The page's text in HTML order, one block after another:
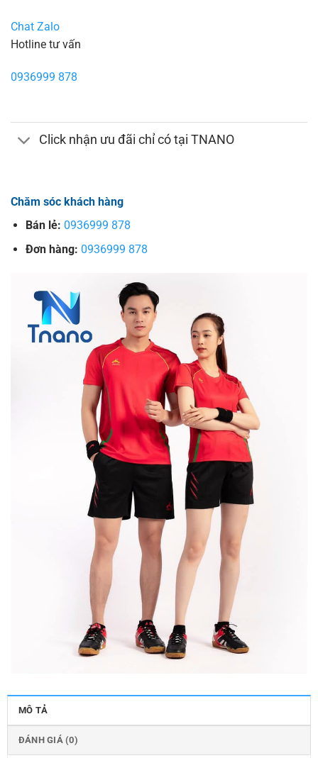
Chat Zalo
Hotline tư vấn
0936999 878
Click nhận ưu đãi chỉ có tại TNANO
Chăm sóc khách hàng
Bán lẻ: 0936999 878
Đơn hàng: 0936999 878
MÔ TẢ
ĐÁNH GIÁ (0)